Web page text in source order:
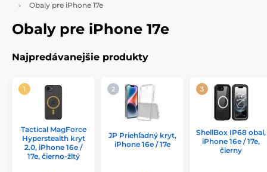
Obaly pre iPhone 17e
Obaly pre iPhone 17e
Najpredávanejšie produkty
Tactical MagForce
Hyperstealth kryt
2.0, iPhone 16e /
17e, čierno-žltý
JP Priehľadný kryt,
iPhone 16e / 17e
ShellBox IP68 obal,
iPhone 16e / 17e,
čierny